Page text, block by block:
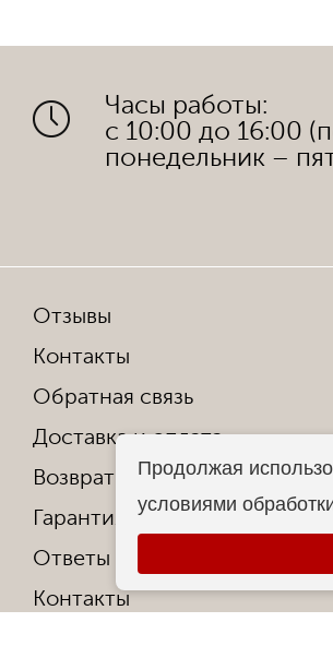
Часы работы:
с 10:00 до 16:00
понедельник –
Отзывы
Контакты
Обратная связь
Доставка и оплата
Возврат и обмен
Гарантия от производителя
Ответы на частые вопросы
Контакты
Продолжая
условиями